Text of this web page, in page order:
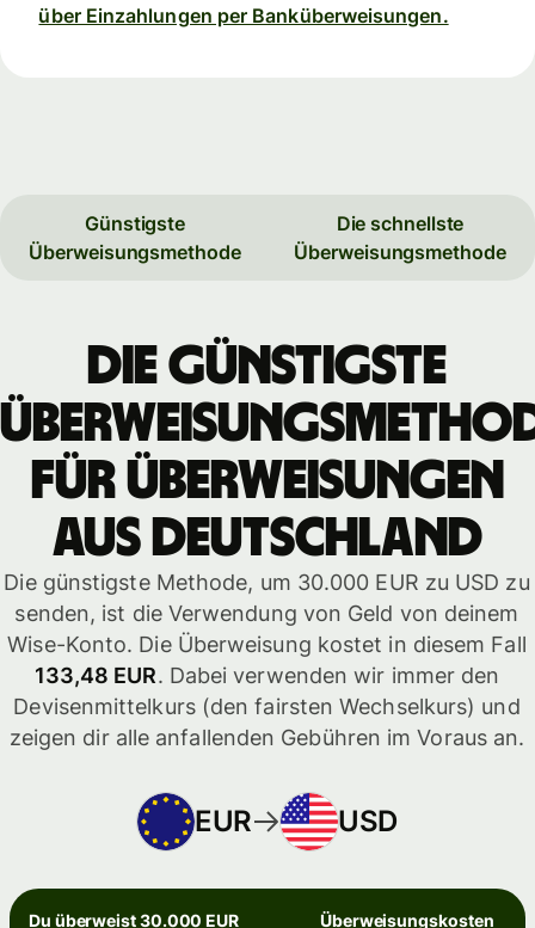
über Einzahlungen per Banküberweisungen.
Günstigste
Überweisungsmethode
Die schnellste
Überweisungsmethode
Die günstigste
für Überweisungen
aus Deutschland
Die günstigste Methode, um 30.000 EUR zu USD zu
senden, ist die Verwendung von Geld von deinem
Wise-Konto. Die Überweisung kostet in diesem Fall
133,48 EUR. Dabei verwenden wir immer den
Devisenmittelkurs (den fairsten Wechselkurs) und
zeigen dir alle anfallenden Gebühren im Voraus an.
EUR USD
Du überweist 30.000 EUR Überweisungskosten